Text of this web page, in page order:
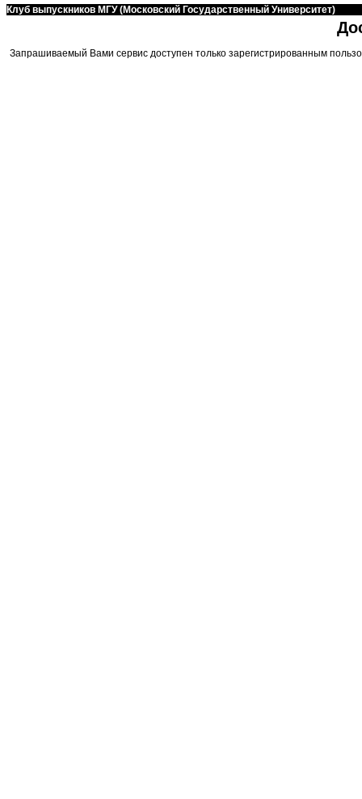
Клуб выпускников МГУ (Московский Государственный Университет)
Запрашиваемый Вами сервис доступен только зарегистрированным